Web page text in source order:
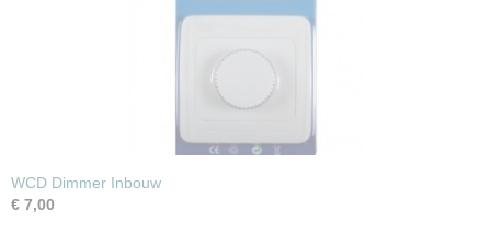
WCD Dimmer Inbouw
€ 7,00